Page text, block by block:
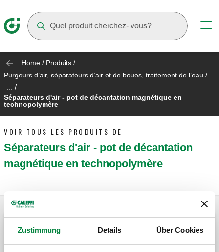
Zustimmung Details Über Cookies
Home / Produits /
Purgeurs d’air, séparateurs d’air et de boues, traitement de l’eau /
... /
Séparateurs d'air - pot de décantation magnétique en
technopolymère
VOIR TOUS LES PRODUITS DE
Séparateurs d'air - pot de décantation
magnétique en technopolymère
DISCALDIRT®MAG, Séparateur d’air-pot de
aimant.